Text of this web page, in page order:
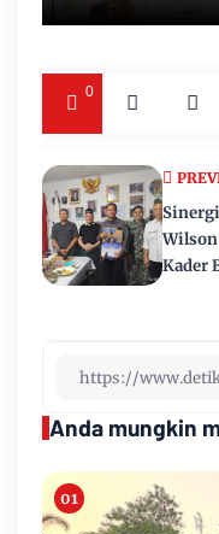
0
Kader
Anda mungkin